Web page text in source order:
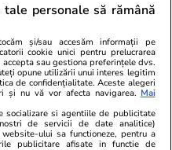
16:09
personale să rămână
și/sau accesăm informații pe
cookie unici pentru prelucrarea
sau gestiona preferințele dvs.
opune utilizării unui interes legitim
de confidențialitate. Aceste alegeri
și nu vă vor afecta navigarea. Mai
socializare si agentiile de publicitate
de servicii de date analitice)
ului sa functioneze, pentru a
publicitare afisate in functie de